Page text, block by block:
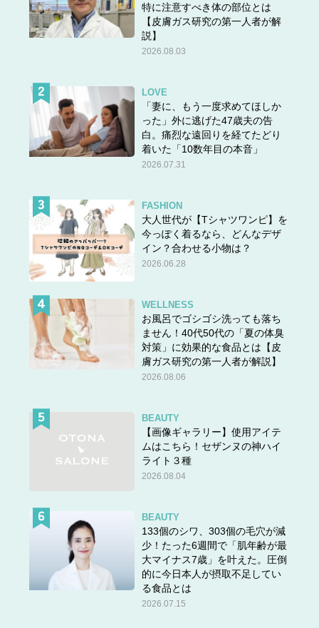
特に注意すべき体の部位とは
【皮膚ガス研究の第一人者が解
説】
2026.08.03
LOVE
「妻に、もう一度求めてほしか
った」外に逃げた47歳夫の告
白。痛烈な遠回りを経てたどり
着いた「10数年目の本音」
2026.07.31
FASHION
大人世代が【Tシャツワンピ】を
今っぽく着るなら、どんなデザ
イン？合わせる小物は？
2026.06.28
WELLNESS
お風呂でゴシゴシ洗っても落ち
ません！40代50代の「夏の体臭
対策」に効果的な食品とは【皮
膚ガス研究の第一人者が解説】
2026.08.06
BEAUTY
【画像ギャラリー】使用アイテ
ムはこちら！セザンヌの神ハイ
ライト３種
2026.08.04
BEAUTY
133個のシワ、303個の毛穴が減
少！たった6週間で「肌年齢が最
大マイナス7歳」を叶えた。圧倒
的に今日本人が摂取不足してい
る食品とは
2026.07.15